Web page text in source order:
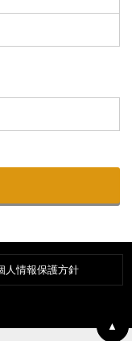
▲
人情報保護方針